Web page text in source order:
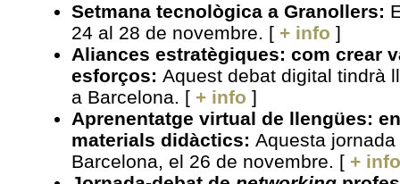
Setmana tecnològica a Granollers:
24 al 28 de novembre. [+ info ]
Aliances estratègiques: com crear
esforços: Aquest debat digital tindrà
a Barcelona. [+ info ]
Aprenentatge virtual de llengües:
materials didàctics: Aquesta
Barcelona, el 26 de novembre. [+